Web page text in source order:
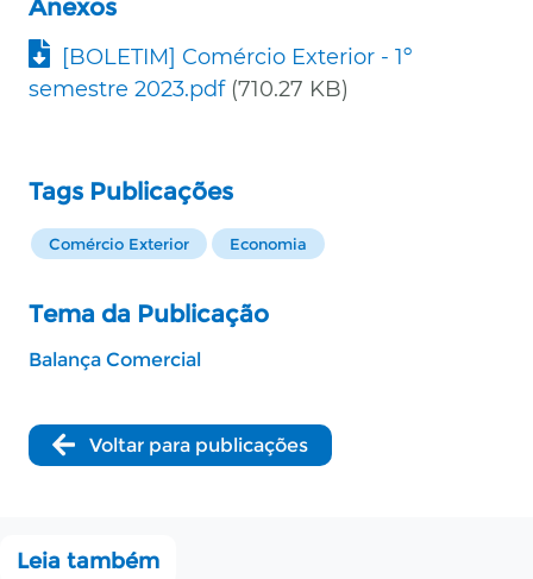
Anexos
Documento
[BOLETIM] Comércio Exterior - 1º
semestre 2023.pdf (710.27 KB)
Tags Publicações
Comércio Exterior Economia
Tema da Publicação
Balança Comercial
Voltar para publicações
Leia também